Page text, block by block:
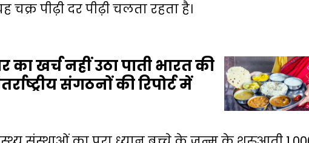
चक्र पीढ़ी दर पीढ़ी चलता रहता है।
का खर्च नहीं उठा पाती भारत की
संगठनों की रिपोर्ट में